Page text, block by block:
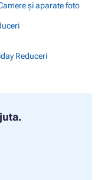
și aparate foto
Reduceri